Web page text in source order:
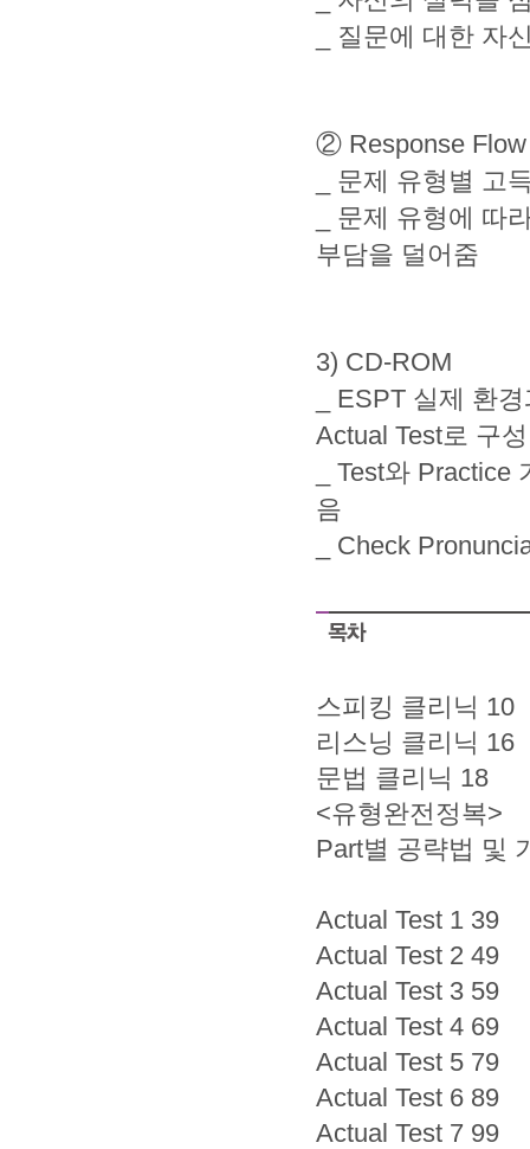
_ 질문에 대한 자
② Response Flow
_ 문제 유형별 고
_ 문제 유형에 따
부담을 덜어줌
3) CD-ROM
_ ESPT 실제 환
Actual Test로 구성
_ Test와
음
_ Check
스피킹 클리닉 10
리스닝 클리닉 16
문법 클리닉 18
<유형완전정복>
Part별 공략법 및
Actual Test 1 39
Actual Test 2 49
Actual Test 3 59
Actual Test 4 69
Actual Test 5 79
Actual Test 6 89
Actual Test 7 99